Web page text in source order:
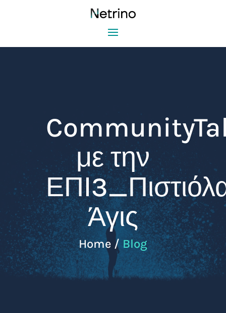
με την
Άγις
Home / Blog